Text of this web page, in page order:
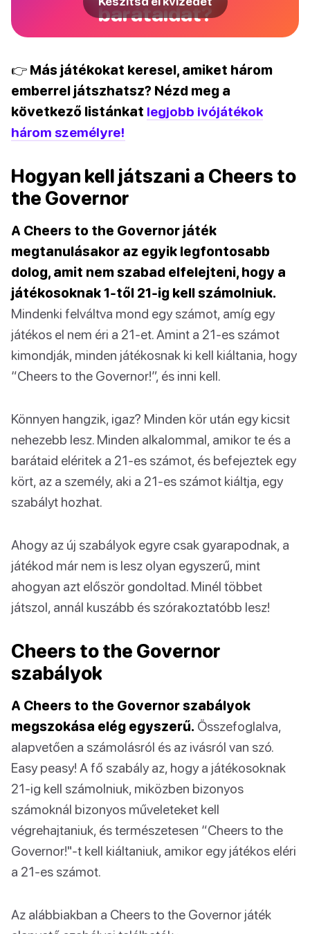
barátaidat?
👉 Más játékokat keresel, amiket három
emberrel játszhatsz? Nézd meg a
következő listánkat legjobb ivójátékok
három személyre!
Hogyan kell játszani a Cheers to
the Governor
A Cheers to the Governor játék
megtanulásakor az egyik legfontosabb
dolog, amit nem szabad elfelejteni, hogy a
játékosoknak 1-től 21-ig kell számolniuk.
Mindenki felváltva mond egy számot, amíg egy
játékos el nem éri a 21-et. Amint a 21-es számot
kimondják, minden játékosnak ki kell kiáltania, hogy
“Cheers to the Governor!”, és inni kell.
Könnyen hangzik, igaz? Minden kör után egy kicsit
nehezebb lesz. Minden alkalommal, amikor te és a
barátaid eléritek a 21-es számot, és befejeztek egy
kört, az a személy, aki a 21-es számot kiáltja, egy
szabályt hozhat.
Ahogy az új szabályok egyre csak gyarapodnak, a
játékod már nem is lesz olyan egyszerű, mint
ahogyan azt először gondoltad. Minél többet
játszol, annál kuszább és szórakoztatóbb lesz!
Cheers to the Governor
szabályok
A Cheers to the Governor szabályok
megszokása elég egyszerű. Összefoglalva,
alapvetően a számolásról és az ivásról van szó.
Easy peasy! A fő szabály az, hogy a játékosoknak
21-ig kell számolniuk, miközben bizonyos
számoknál bizonyos műveleteket kell
végrehajtaniuk, és természetesen “Cheers to the
Governor!"-t kell kiáltaniuk, amikor egy játékos eléri
a 21-es számot.
Az alábbiakban a Cheers to the Governor játék